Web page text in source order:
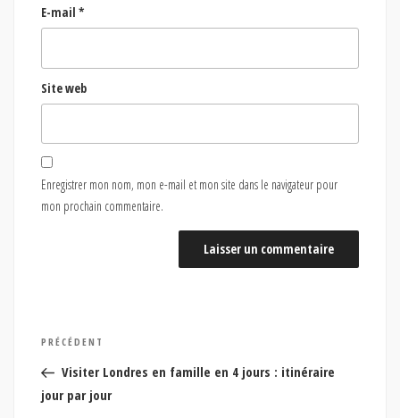
E-mail *
Site web
Enregistrer mon nom, mon e-mail et mon site dans le navigateur pour
mon prochain commentaire.
Navigation
de
l’article
Article
précédent
PRÉCÉDENT
Visiter Londres en famille en 4 jours : itinéraire
jour par jour